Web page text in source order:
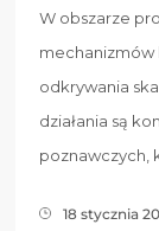
W obszarze
mechanizmów
odkrywania
działania są
poznawczych,
18 stycznia